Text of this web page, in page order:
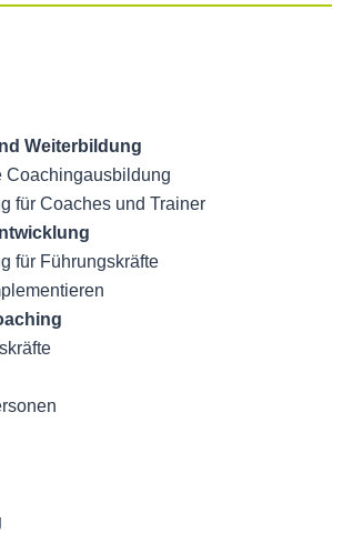
Weiterbildung
Coachingaus­bildung
für Coaches und Trainer
für Führungskräfte